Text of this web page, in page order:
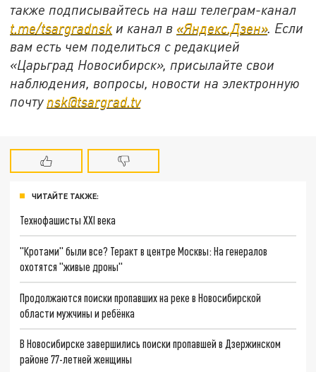
также подписывайтесь на наш телеграм-канал
t.me/tsargradnsk и канал в «Яндекс.Дзен». Если
вам есть чем поделиться с редакцией
«Царьград Новосибирск», присылайте свои
наблюдения, вопросы, новости на электронную
почту nsk@tsargrad.tv
ЧИТАЙТЕ ТАКЖЕ:
Технофашисты XXI века
"Кротами" были все? Теракт в центре Москвы: На генералов
охотятся "живые дроны"
Продолжаются поиски пропавших на реке в Новосибирской
области мужчины и ребёнка
В Новосибирске завершились поиски пропавшей в Дзержинском
районе 77-летней женщины